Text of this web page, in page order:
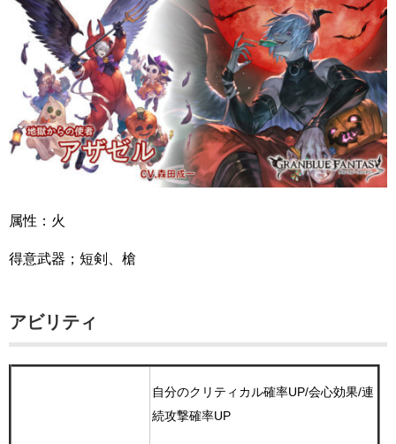
属性：火
得意武器；短剣、槍
アビリティ
自分のクリティカル確率UP/会心効果/連
続攻撃確率UP